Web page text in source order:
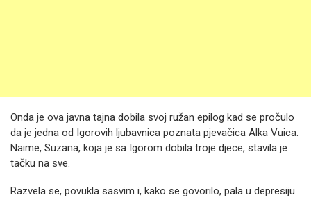
Onda je ova javna tajna dobila svoj ružan epilog kad se pročulo
da je jedna od Igorovih ljubavnica poznata pjevačica Alka Vuica.
Naime, Suzana, koja je sa Igorom dobila troje djece, stavila je
tačku na sve.
Razvela se, povukla sasvim i, kako se govorilo, pala u depresiju.